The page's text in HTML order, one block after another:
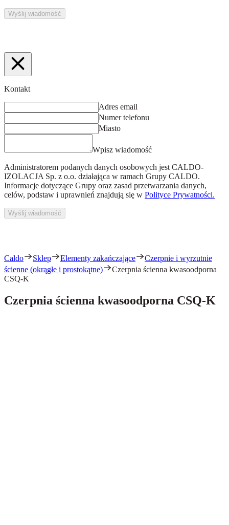
Wyślij wiadomość
Kontakt
Adres email
Numer telefonu
Miasto
Wpisz wiadomość
Administratorem podanych danych osobowych jest CALDO-
IZOLACJA Sp. z o.o. działająca w ramach Grupy CALDO.
Informacje dotyczące Grupy oraz zasad przetwarzania danych,
celów, podstaw i uprawnień znajdują się w Polityce Prywatności.
Wyślij wiadomość
Caldo Sklep Elementy zakańczające
Czerpnie i wyrzutnie
ścienne (okrągłe i prostokątne)
Czerpnia ścienna kwasoodporna
CSQ-K
Czerpnia ścienna kwasoodporna CSQ-K